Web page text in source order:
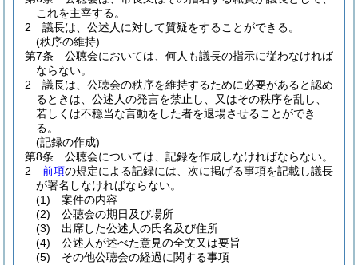
これを主宰する。
2
議長は、公述人に対して質疑をすることができる。
(秩序の維持)
第7条
公聴会においては、何人も議長の指示に従わなければ
ならない。
2
議長は、公聴会の秩序を維持するために必要があると認め
るときは、公述人の発言を禁止し、又はその秩序を乱し、
若しくは不穏当な言動をした者を退場させることができ
る。
(記録の作成)
第8条
公聴会については、記録を作成しなければならない。
2
前項の規定による記録には、次に掲げる事項を記載し議長
が署名しなければならない。
(1)
案件の内容
(2)
公聴会の期日及び場所
(3)
出席した公述人の氏名及び住所
(4)
公述人が述べた意見の全文又は要旨
(5)
その他公聴会の経過に関する事項